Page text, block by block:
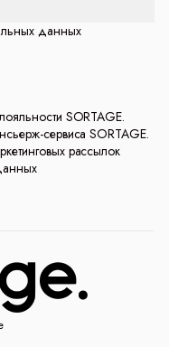
данных
SORTAGE.
сервиса SORTAGE.
рассылок